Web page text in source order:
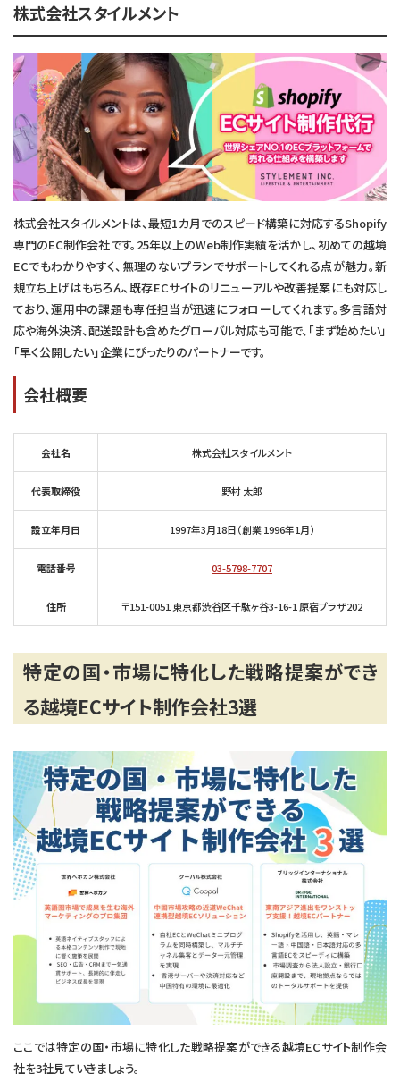
株式会社スタイルメント
株式会社スタイルメントは、最短1カ月でのスピード構築に対応するShopify
専門のEC制作会社です。25年以上のWeb制作実績を活かし、初めての越境
ECでもわかりやすく、無理のないプランでサポートしてくれる点が魅力。新
規立ち上げはもちろん、既存ECサイトのリニューアルや改善提案にも対応し
ており、運用中の課題も専任担当が迅速にフォローしてくれます。多言語対
応や海外決済、配送設計も含めたグローバル対応も可能で、「まず始めたい」
「早く公開したい」企業にぴったりのパートナーです。
会社概要
会社名 株式会社スタイルメント
代表取締役 野村 太郎
設立年月日 1997年3月18日（創業 1996年1月）
電話番号 03-5798-7707
住所 〒151-0051 東京都渋谷区千駄ヶ谷3-16-1 原宿プラザ202
特定の国・市場に特化した戦略提案ができ
る越境ECサイト制作会社3選
ここでは特定の国・市場に特化した戦略提案ができる越境ECサイト制作会
社を3社見ていきましょう。